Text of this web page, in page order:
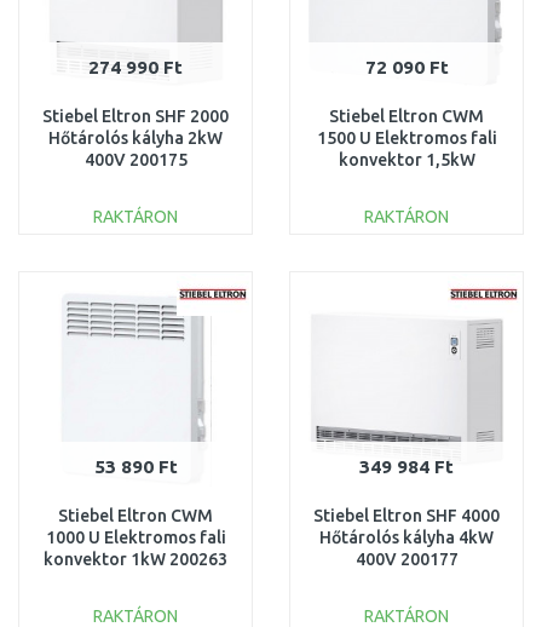
274 990 Ft
Stiebel Eltron SHF 2000
Hőtárolós kályha 2kW
400V 200175
RAKTÁRON
Összehasonlítás
72 090 Ft
Stiebel Eltron CWM
1500 U Elektromos fali
konvektor 1,5kW
RAKTÁRON
Összehasonlítás
53 890 Ft
Stiebel Eltron CWM
1000 U Elektromos fali
konvektor 1kW 200263
RAKTÁRON
349 984 Ft
Stiebel Eltron SHF 4000
Hőtárolós kályha 4kW
400V 200177
RAKTÁRON